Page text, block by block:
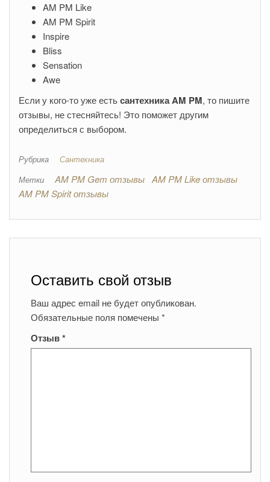
AM PM Like
AM PM Spirit
Inspire
Bliss
Sensation
Awe
Если у кого-то уже естьсантехника AM PM, то пишите
отзывы, не стесняйтесь! Это поможет другим
определиться с выбором.
Рубрика
Сантехника
Метки
AM PM Gem отзывы AM PM Like отзывы
AM PM Spirit отзывы
Оставить свой отзыв
Ваш адрес email не будет опубликован.
Обязательные поля помечены *
Отзыв*